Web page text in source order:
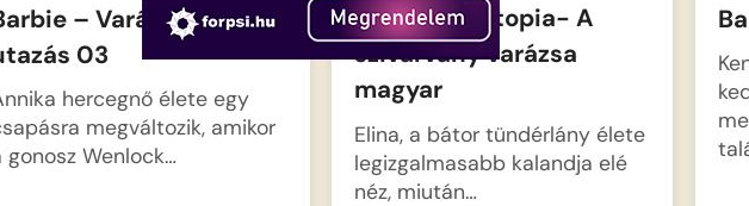
– Varázslatos
03
hercegnő élete egy
megváltozik, amikor
gonosz Wenlock…
Barbie Fairytopia- A
szivárvány varázsa
magyar
Elina, a bátor tündérlány élete
legizgalmasabb kalandja elé
néz, miután…